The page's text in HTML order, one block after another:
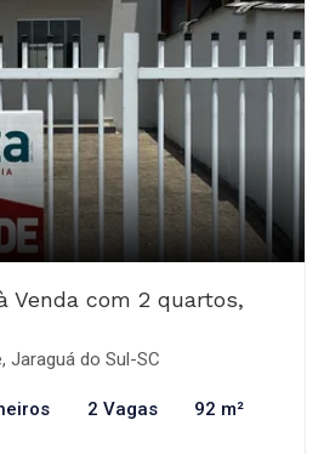
Venda com 2 quartos,
Jaraguá do Sul-SC
2 Vagas 92 m²